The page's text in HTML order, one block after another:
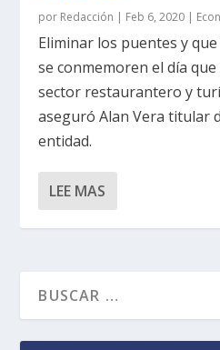
por Redacción | Feb 6, 2020 |
Eliminar los puentes y
se conmemoren el día
sector restaurantero y
aseguró Alan Vera titular
entidad.
LEE MAS